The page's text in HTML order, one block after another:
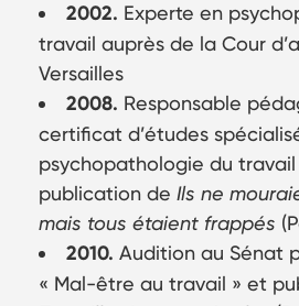
2002. Experte en
travail auprès de la Cour
Versailles
2008. Responsable
certificat d’études
psychopathologie du
publication de Ils ne
mais tous étaient frappés
2010. Audition au Sénat
« Mal-être au travail » et